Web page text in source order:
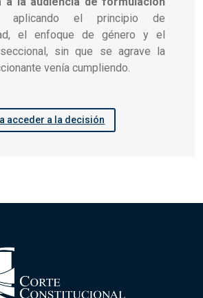
aplicando el principio de
el enfoque de género y el
sin que se agrave la
venía cumpliendo.
acceder a la decisión